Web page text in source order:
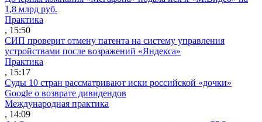
1,8 млрд руб.
Практика
, 15:50
СИП проверит отмену патента на систему управления
устройствами после возражений «Яндекса»
Практика
, 15:17
Суды 10 стран рассматривают иски российской «дочки»
Google о возврате дивидендов
Международная практика
, 14:09